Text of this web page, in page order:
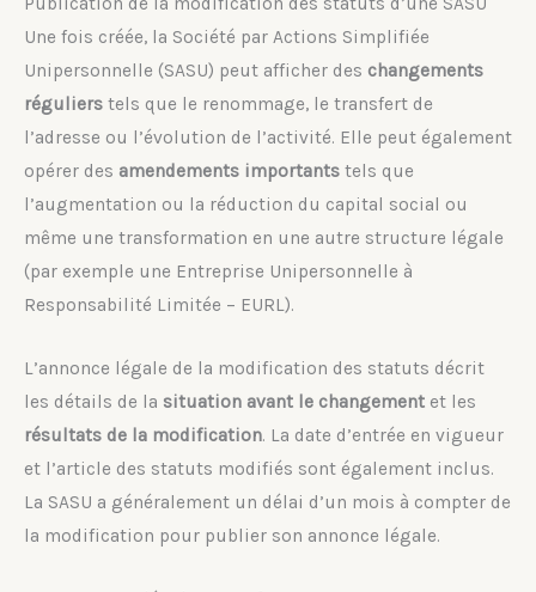
Une fois créée, la Société par Actions Simplifiée
Unipersonnelle (SASU) peut afficher des changements
réguliers tels que le renommage, le transfert de
l’adresse ou l’évolution de l’activité. Elle peut également
opérer des amendements importants tels que
l’augmentation ou la réduction du capital social ou
même une transformation en une autre structure légale
(par exemple une Entreprise Unipersonnelle à
Responsabilité Limitée – EURL).
L’annonce légale de la modification des statuts décrit
les détails de la situation avant le changement et les
résultats de la modification. La date d’entrée en vigueur
et l’article des statuts modifiés sont également inclus.
La SASU a généralement un délai d’un mois à compter de
la modification pour publier son annonce légale.